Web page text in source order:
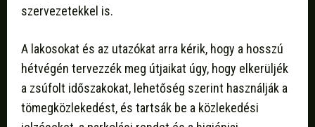
szervezetekkel is.
A lakosokat és az utazókat arra kérik, hogy a hosszú
hétvégén tervezzék meg útjaikat úgy, hogy elkerüljék
a zsúfolt időszakokat, lehetőség szerint használják a
tömegközlekedést, és tartsák be a közlekedési